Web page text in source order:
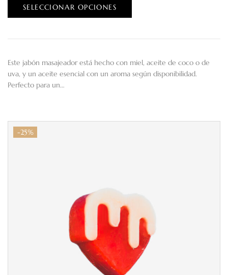
SELECCIONAR OPCIONES
Este jabón masajeador está hecho con miel, aceite de coco o de
uva, y un aceite esencial con un aroma según disponibilidad.
Perfecto para un…
-25%